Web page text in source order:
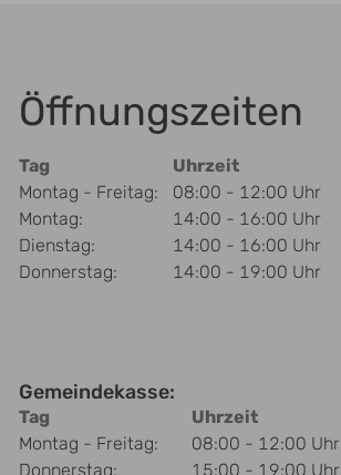
Öffnungszeiten
Tag
Uhrzeit
Montag - Freitag:
08:00 - 12:00 Uhr
Montag:
14:00 - 16:00 Uhr
Dienstag:
14:00 - 16:00 Uhr
Donnerstag:
14:00 - 19:00 Uhr
Gemeindekasse:
Tag
Uhrzeit
Montag - Freitag:
08:00 - 12:00 Uhr
Donnerstag:
15:00 - 19:00 Uhr